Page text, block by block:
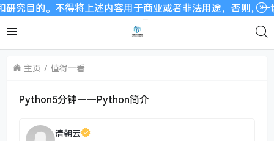
的。不得将上述内容用于商业或者非法用途，否则，一
主页 值得一看
Python5分钟——Python简介
清朝云